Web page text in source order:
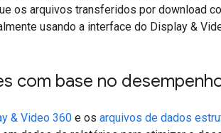
os arquivos transferidos por download
usando a interface do Display &
com base no
& Video 360 e os arquivos de dados